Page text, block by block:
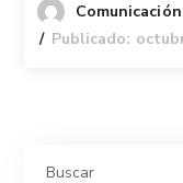
Publicado: